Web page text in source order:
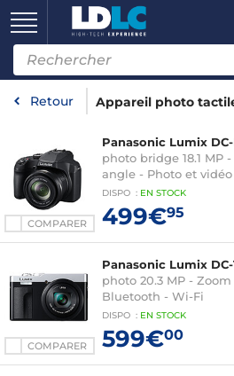
Retour Appareil photo
COMPARER
Panasonic Lumix
photo bridge 18.1 MP
angle - Photo et
DISPO : EN STOCK
499€95
COMPARER
Panasonic Lumix
photo 20.3 MP -
Bluetooth - Wi-Fi
DISPO : EN STOCK
599€00